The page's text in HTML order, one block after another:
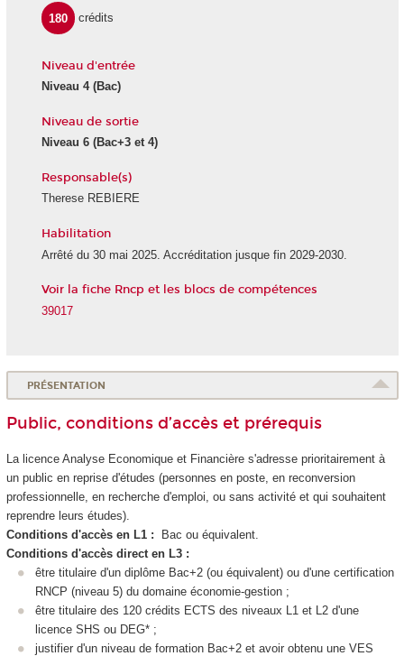
180 crédits
Niveau d'entrée
Niveau 4 (Bac)
Niveau de sortie
Niveau 6 (Bac+3 et 4)
Responsable(s)
Therese REBIERE
Habilitation
Arrêté du 30 mai 2025. Accréditation jusque fin 2029-2030.
Voir la fiche Rncp et les blocs de compétences
39017
PRÉSENTATION
Public, conditions d’accès et prérequis
La licence Analyse Economique et Financière s'adresse prioritairement à
un public en reprise d'études (personnes en poste, en reconversion
professionnelle, en recherche d'emploi, ou sans activité et qui souhaitent
reprendre leurs études).
Conditions d'accès en L1 :
Bac ou équivalent.
Conditions d'accès direct en L3 :
être titulaire d'un diplôme Bac+2 (ou équivalent) ou d'une certification
RNCP (niveau 5) du domaine économie-gestion ;
être titulaire des 120 crédits ECTS des niveaux L1 et L2 d'une
licence SHS ou DEG* ;
justifier d'un niveau de formation Bac+2 et avoir obtenu une VES